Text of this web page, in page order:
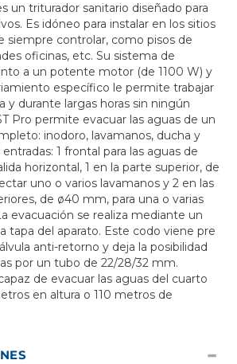
un triturador sanitario diseñado para
Es idóneo para instalar en los sitios
siempre controlar, como pisos de
oficinas, etc. Su sistema de
a un potente motor (de 1100 W) y
específico le permite trabajar
y durante largas horas sin ningún
Pro permite evacuar las aguas de un
inodoro, lavamanos, ducha y
1 frontal para las aguas de
horizontal, 1 en la parte superior, de
uno o varios lavamanos y 2 en las
de ø40 mm, para una o varias
evacuación se realiza mediante un
tapa del aparato. Este codo viene pre
anti-retorno y deja la posibilidad
por un tubo de 22/28/32 mm.
de evacuar las aguas del cuarto
en altura o 110 metros de